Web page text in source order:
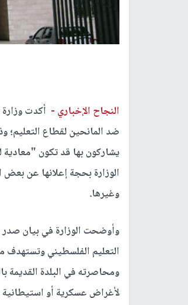
النجاح الإخباري - أكدت
ضد المانحين لقطاع التعليم؛
يشاركون بها قد تكون
الوزارة بحجة إعلانها عن
وغيرها.
وأوضحت الوزارة في بيان صدر
التعليم الفلسطيني وتستهدف
ومحاصرته في البلدة القديمة
لأغراض عسكرية أو